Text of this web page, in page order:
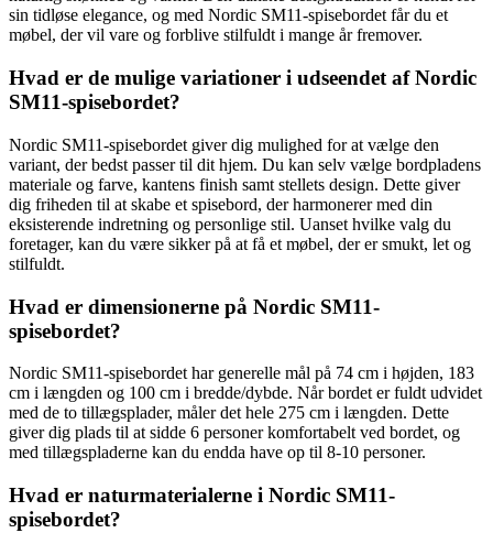
sin tidløse elegance, og med Nordic SM11-spisebordet får du et
møbel, der vil vare og forblive stilfuldt i mange år fremover.
Hvad er de mulige variationer i udseendet af Nordic
SM11-spisebordet?
Nordic SM11-spisebordet giver dig mulighed for at vælge den
variant, der bedst passer til dit hjem. Du kan selv vælge bordpladens
materiale og farve, kantens finish samt stellets design. Dette giver
dig friheden til at skabe et spisebord, der harmonerer med din
eksisterende indretning og personlige stil. Uanset hvilke valg du
foretager, kan du være sikker på at få et møbel, der er smukt, let og
stilfuldt.
Hvad er dimensionerne på Nordic SM11-
spisebordet?
Nordic SM11-spisebordet har generelle mål på 74 cm i højden, 183
cm i længden og 100 cm i bredde/dybde. Når bordet er fuldt udvidet
med de to tillægsplader, måler det hele 275 cm i længden. Dette
giver dig plads til at sidde 6 personer komfortabelt ved bordet, og
med tillægspladerne kan du endda have op til 8-10 personer.
Hvad er naturmaterialerne i Nordic SM11-
spisebordet?